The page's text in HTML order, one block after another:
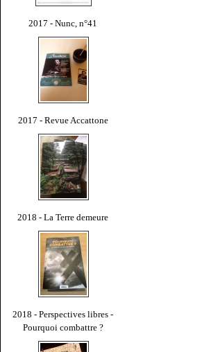
2017 - Nunc, n°41
2017 - Revue Accattone
2018 - La Terre demeure
2018 - Perspectives libres -
Pourquoi combattre ?